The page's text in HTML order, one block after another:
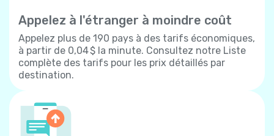
Appelez à l'étranger à moindre coût
Appelez plus de 190 pays à des tarifs économiques,
à partir de 0,04 $ la minute. Consultez notre Liste
complète des tarifs pour les prix détaillés par
destination.